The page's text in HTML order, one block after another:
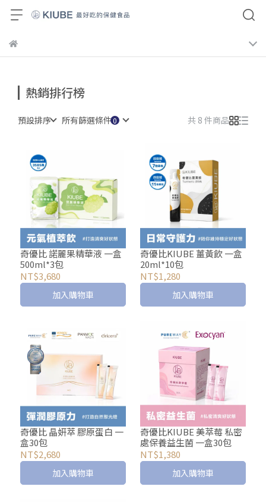
熱銷排行榜
預設排序 所有篩選條件 共 8 件商品
奇優比 諾麗果精華液 一盒
500ml*3包
NT$3,680
加入購物車
奇優比KIUBE 薑黃飲 一盒
20ml*10包
NT$1,280
加入購物車
奇優比 晶妍萃 膠原蛋白 一
盒30包
NT$2,680
加入購物車
奇優比KIUBE 美萃莓 私密
處保養益生菌 一盒30包
NT$1,380
加入購物車